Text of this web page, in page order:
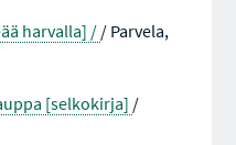
harvalla] / / Parvela,
[selkokirja] /